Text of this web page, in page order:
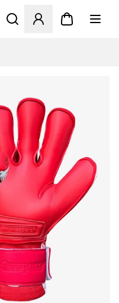
Odpre Modal za prijavo ali